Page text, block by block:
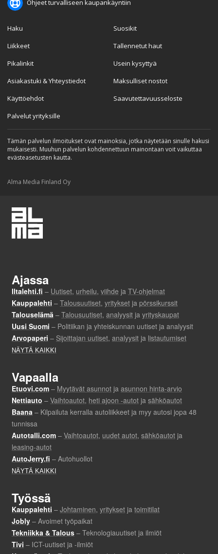
Ohjeet turvalliseen kaupankäyntiin
Haku
Liikkeet
Pikalinkit
Asiakastuki & Yhteystiedot
Käyttöehdot
Palvelut yrityksille
Suosikit
Tallennetut haut
Usein kysyttyä
Maksulliset nostot
Saavutettavuusseloste
Tämän palvelun ilmoitukset ovat mainoksia, jotka näytetään sinulle hakusi
mukaisesti. Muuhun palvelun kohdennettuun mainontaan voit vaikuttaa
evästeasetusten kautta.
Alma Media Finland Oy